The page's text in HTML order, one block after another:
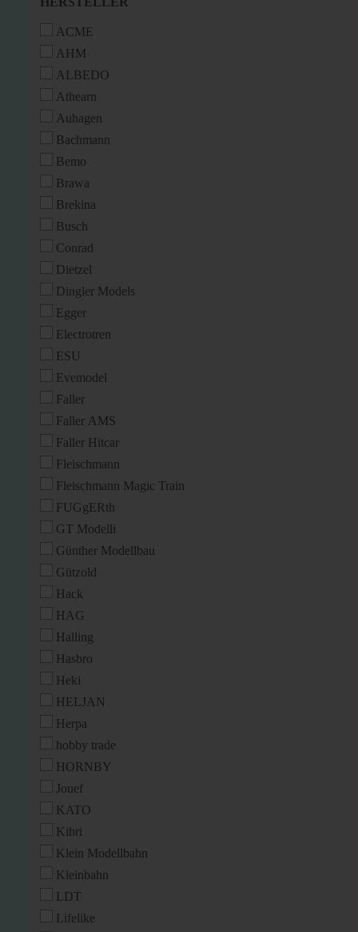
ACME
AHM
ALBEDO
Athearn
Auhagen
Bachmann
Bemo
Brawa
Brekina
Busch
Conrad
Dietzel
Dingler Models
Egger
Electrotren
ESU
Evemodel
Faller
Faller AMS
Faller Hitcar
Fleischmann
Fleischmann Magic Train
FUGgERth
GT Modelli
Günther Modellbau
Gützold
Hack
HAG
Halling
Hasbro
Heki
HELJAN
Herpa
hobby trade
HORNBY
Jouef
KATO
Kibri
Klein Modellbahn
Kleinbahn
LDT
Lifelike